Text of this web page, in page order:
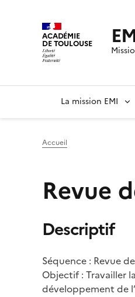
ACADÉMIE
DE TOULOUSE
La mission EMI
Accueil
Revue
Descriptif
Séquence : Revue
Objectif : Travailler
développement de